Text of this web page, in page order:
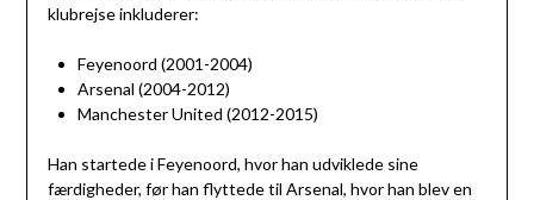
klubrejse inkluderer:
Feyenoord (2001-2004)
Arsenal (2004-2012)
Manchester United (2012-2015)
Han startede i Feyenoord, hvor han udviklede sine
færdigheder, før han flyttede til Arsenal, hvor han blev en